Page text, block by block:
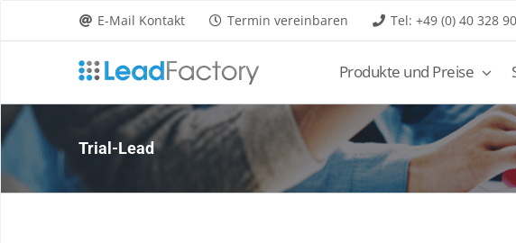
E-Mail Kontakt Termin vereinbaren Tel: +49 (0) 40 328
Produkte und Preise
Trial-Lead